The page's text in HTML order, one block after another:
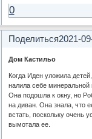
0
Поделиться2021-
Дом Кастильо
Когда Иден уложила
налила себе минеральной
Она подошла к окну, но
на диван. Она знала, что
встать, поскольку очень
вымотала ее.